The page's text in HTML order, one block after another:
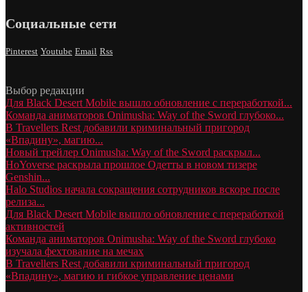
Социальные сети
Pinterest Youtube Email Rss
Выбор редакции
Для Black Desert Mobile вышло обновление с переработкой...
Команда аниматоров Onimusha: Way of the Sword глубоко...
В Travellers Rest добавили криминальный пригород
«Впадину», магию...
Новый трейлер Onimusha: Way of the Sword раскрыл...
HoYoverse раскрыла прошлое Одетты в новом тизере
Genshin...
Halo Studios начала сокращения сотрудников вскоре после
релиза...
Для Black Desert Mobile вышло обновление с переработкой
активностей
Команда аниматоров Onimusha: Way of the Sword глубоко
изучала фехтование на мечах
В Travellers Rest добавили криминальный пригород
«Впадину», магию и гибкое управление ценами